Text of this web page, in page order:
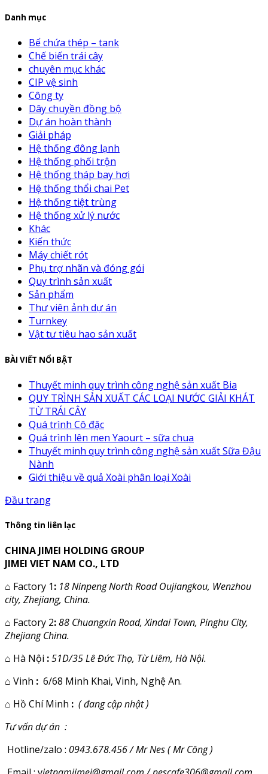
Danh mục
Bể chứa thép – tank
Chế biến trái cây
chuyên mục khác
CIP vệ sinh
Công ty
Dây chuyền đồng bộ
Dự án hoàn thành
Giải pháp
Hệ thống đông lạnh
Hệ thống phối trộn
Hệ thống tháp bay hơi
Hệ thống thổi chai Pet
Hệ thống tiệt trùng
Hệ thống xử lý nước
Khác
Kiến thức
Máy chiết rót
Phụ trợ nhãn và đóng gói
Quy trình sản xuất
Sản phẩm
Thư viên ảnh dự án
Turnkey
Vật tư tiêu hao sản xuất
BÀI VIẾT NỔI BẬT
Thuyết minh quy trình công nghệ sản xuất Bia
QUY TRÌNH SẢN XUẤT CÁC LOẠI NƯỚC GIẢI KHÁT
TỪ TRÁI CÂY
Quá trình Cô đặc
Quá trình lên men Yaourt – sữa chua
Thuyết minh quy trình công nghệ sản xuất Sữa Đậu
Nành
Giới thiệu về quả Xoài phân loại Xoài
Đầu trang
Thông tin liên lạc
CHINA JIMEI HOLDING GROUP
JIMEI VIET NAM CO., LTD
⌂ Factory 1: 18 Ninpeng North Road Oujiangkou, Wenzhou
city, Zhejiang, China.
⌂ Factory 2:88 Chuangxin Road, Xindai Town, Pinghu City,
Zhejiang China.
⌂ Hà Nội :51D/35 Lê Đức Thọ, Từ Liêm, Hà Nội.
⌂ Vinh : 6/68 Minh Khai, Vinh, Nghệ An.
⌂ Hồ Chí Minh : ( đang cập nhật )
Tư vấn dự án :
Hotline/zalo : 0943.678.456 / Mr Nes ( Mr Công )